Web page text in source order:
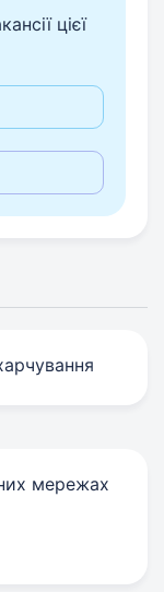
цієї
мережах